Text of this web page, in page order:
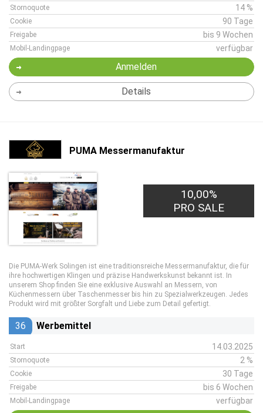
Stornoquote 14 %
Cookie 90 Tage
Freigabe bis 9 Wochen
Mobil-Landingpage verfügbar
Anmelden
Details
PUMA Messermanufaktur
10,00%
PRO SALE
Die PUMA-Werk Solingen ist eine traditionsreiche Messermanufaktur, die für
ihre hochwertigen Klingen und präzise Handwerkskunst bekannt ist. In
unserem Shop finden Sie eine exklusive Auswahl an Messern, von
Küchenmessern über Taschenmesser bis hin zu Spezialwerkzeugen. Jedes
Produkt wird mit größter Sorgfalt und Liebe zum Detail gefertigt.
36 Werbemittel
Start 14.03.2025
Stornoquote 2 %
Cookie 30 Tage
Freigabe bis 6 Wochen
Mobil-Landingpage verfügbar